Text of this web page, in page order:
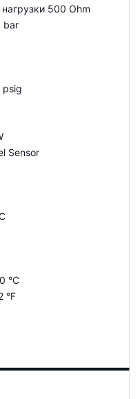
500 Ohm
bar
psig
Sensor
°C
°F